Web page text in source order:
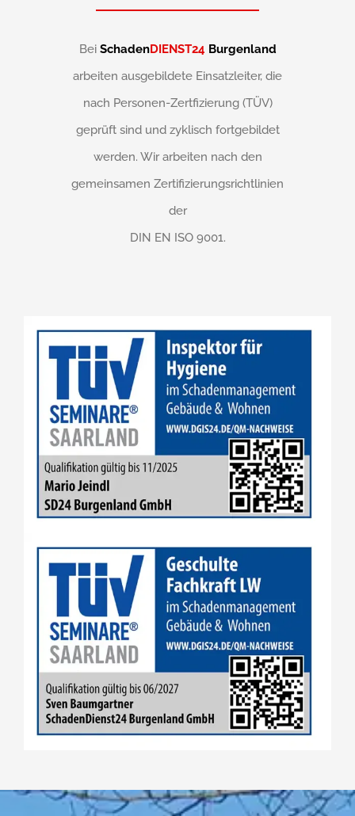
Bei SchadenDIENST24 Burgenland
arbeiten ausgebildete Einsatzleiter, die
nach Personen-Zertfizierung (TÜV)
geprüft sind und zyklisch fortgebildet
werden. Wir arbeiten nach den
gemeinsamen Zertifizierungsrichtlinien
der
DIN EN ISO 9001.